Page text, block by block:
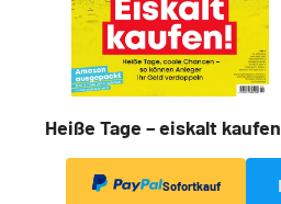
Heiße Tage – eiskalt
Sofortkauf